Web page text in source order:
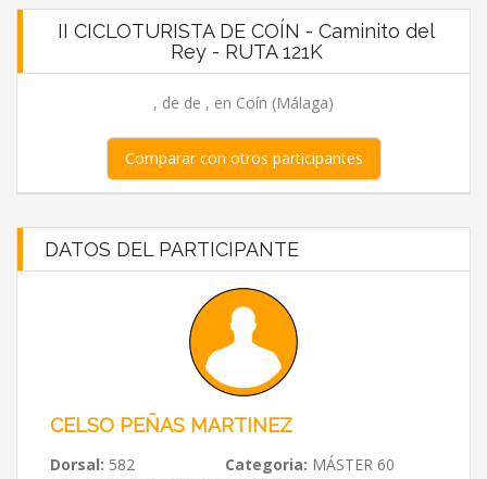
II CICLOTURISTA DE COÍN - Caminito del
Rey - RUTA 121K
, de de , en Coín (Málaga)
Comparar con otros participantes
DATOS DEL PARTICIPANTE
CELSO PEÑAS MARTINEZ
Dorsal: 582 Categoria: MÁSTER 60